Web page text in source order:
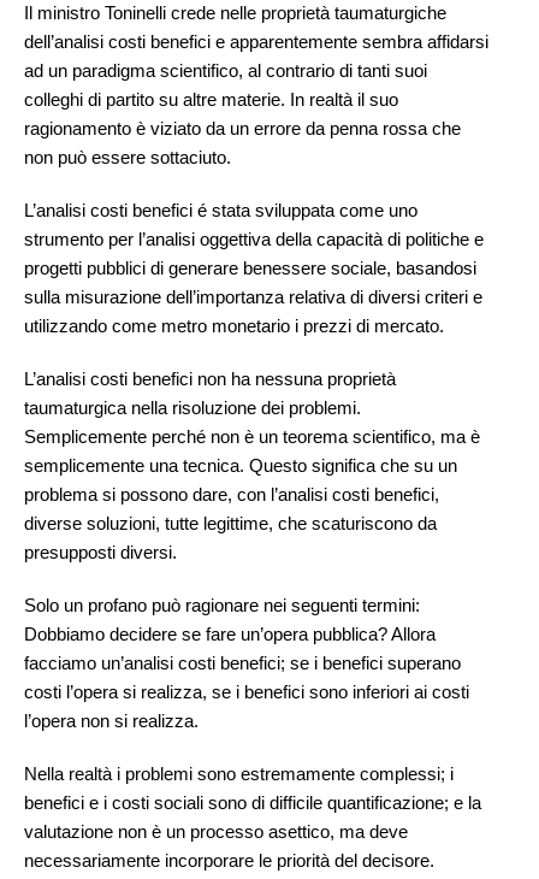
Il ministro Toninelli crede nelle proprietà taumaturgiche
dell’analisi costi benefici e apparentemente sembra affidarsi
ad un paradigma scientifico, al contrario di tanti suoi
colleghi di partito su altre materie. In realtà il suo
ragionamento è viziato da un errore da penna rossa che
non può essere sottaciuto.
L’analisi costi benefici é stata sviluppata come uno
strumento per l’analisi oggettiva della capacità di politiche e
progetti pubblici di generare benessere sociale, basandosi
sulla misurazione dell’importanza relativa di diversi criteri e
utilizzando come metro monetario i prezzi di mercato.
L’analisi costi benefici non ha nessuna proprietà
taumaturgica nella risoluzione dei problemi.
Semplicemente perché non è un teorema scientifico, ma è
semplicemente una tecnica. Questo significa che su un
problema si possono dare, con l’analisi costi benefici,
diverse soluzioni, tutte legittime, che scaturiscono da
presupposti diversi.
Solo un profano può ragionare nei seguenti termini:
Dobbiamo decidere se fare un’opera pubblica? Allora
facciamo un’analisi costi benefici; se i benefici superano
costi l’opera si realizza, se i benefici sono inferiori ai costi
l’opera non si realizza.
Nella realtà i problemi sono estremamente complessi; i
benefici e i costi sociali sono di difficile quantificazione; e la
valutazione non è un processo asettico, ma deve
necessariamente incorporare le priorità del decisore.